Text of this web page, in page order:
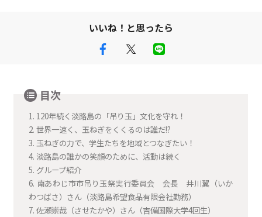
いいね！と思ったら
目次
1. 120年続く淡路島の「吊り玉」文化を守れ！
2. 世界一速く、玉ねぎをくくるのは誰だ!?
3. 玉ねぎの力で、学生たちを地域とつなぎたい！
4. 淡路島の誰かの笑顔のために、活動は続く
5. グループ紹介
6. 南あわじ市市吊り玉祭実行委員会 会長 井川翼（いか
わつばさ）さん（淡路島希望食品有限会社勤務）
7. 佐瀬崇哉（させたかや）さん（吉備国際大学4回生）